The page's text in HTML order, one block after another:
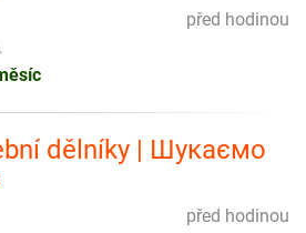
před hodinou
dělníky | Шукаємо
před hodinou